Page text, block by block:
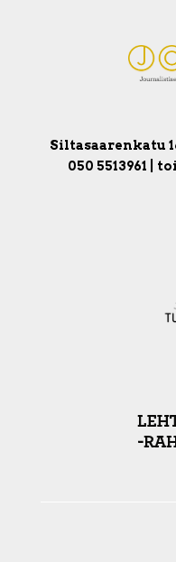
Siltasaarenkatu
050 5513961 |